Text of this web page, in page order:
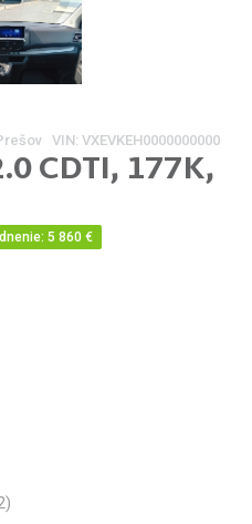
VIN: VXEVKEH0000000000
CDTI, 177K,
5 860 €